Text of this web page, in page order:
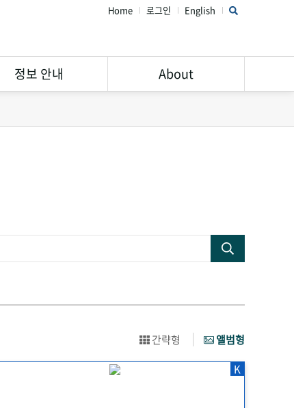
Home 로그인 English
정보 안내 About
간략형 앨범형
K